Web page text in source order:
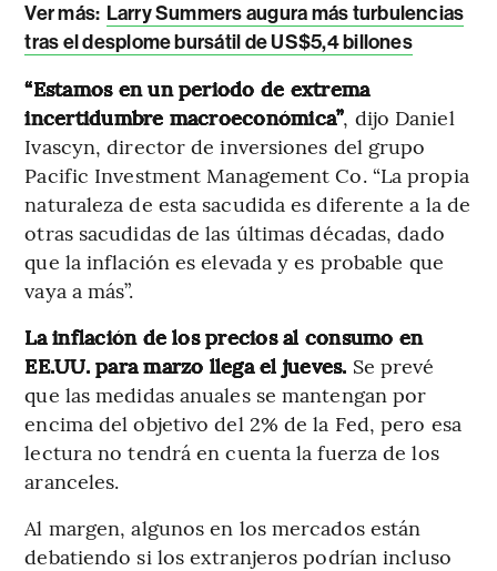
Ver más: Larry Summers augura más turbulencias
tras el desplome bursátil de US$5,4 billones
“Estamos en un periodo de extrema
incertidumbre macroeconómica”, dijo Daniel
Ivascyn, director de inversiones del grupo
Pacific Investment Management Co. “La propia
naturaleza de esta sacudida es diferente a la de
otras sacudidas de las últimas décadas, dado
que la inflación es elevada y es probable que
vaya a más”.
La inflación de los precios al consumo en
EE.UU. para marzo llega el jueves. Se prevé
que las medidas anuales se mantengan por
encima del objetivo del 2% de la Fed, pero esa
lectura no tendrá en cuenta la fuerza de los
aranceles.
Al margen, algunos en los mercados están
debatiendo si los extranjeros podrían incluso